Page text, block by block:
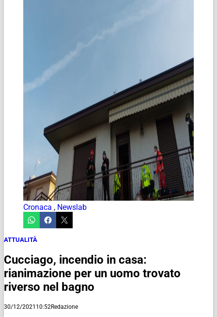
Cronaca , Newslab
ATTUALITÀ
Cucciago, incendio in casa:
rianimazione per un uomo trovato
riverso nel bagno
30/12/2021 10:52Redazione